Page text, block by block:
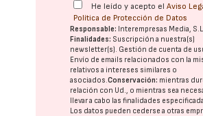
He leído y acepto elAviso
Política de Protección de Datos
Responsable: Interempresas Media,
Finalidades: Suscripción a nuestra(s)
newsletter(s). Gestión de cuenta de
Envío de emails relacionados con la
relativos a intereses similares o
asociados.Conservación: mientras
relación con Ud., o mientras sea
llevar a cabo las finalidades
Los datos pueden cederse a otras